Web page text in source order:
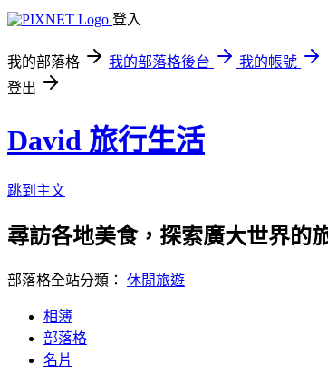
登入
我的部落格 我的部落格後台
我的帳號
登出
David 旅行生活
跳到主文
尋訪各地美食，探索廣大世界的
部落格全站分類： 休閒旅遊
相簿
部落格
名片